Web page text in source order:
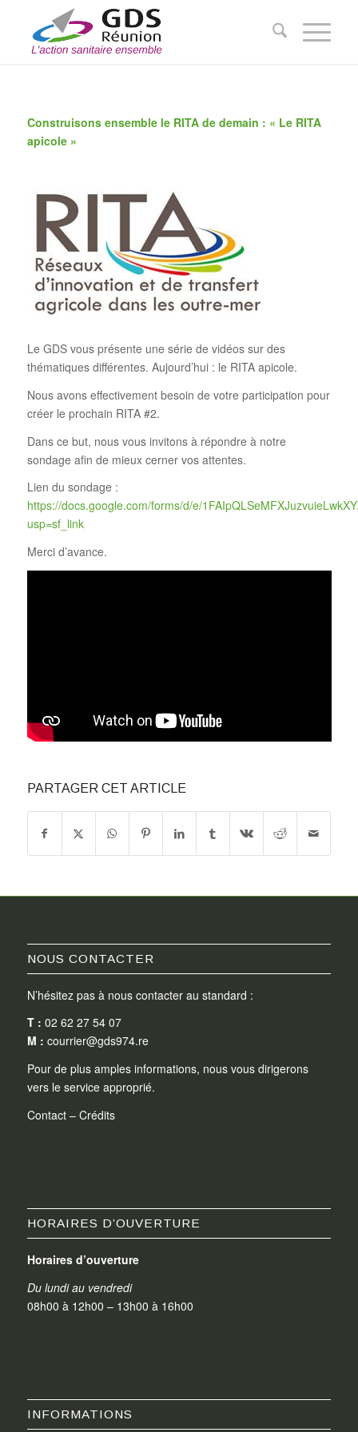
Construisons ensemble le RITA de demain : « Le RITA
apicole »
Le GDS vous présente une série de vidéos sur des
thématiques différentes. Aujourd’hui : le RITA apicole.
Nous avons effectivement besoin de votre participation pour
créer le prochain RITA #2.
Dans ce but, nous vous invitons à répondre à notre
sondage afin de mieux cerner vos attentes.
Lien du sondage :
https://docs.google.com/forms/d/e/
usp=sf_link
Merci d’avance.
PARTAGER CET ARTICLE
NOUS CONTACTER
N’hésitez pas à nous contacter au standard :
T : 02 62 27 54 07
M : courrier@gds974.re
Pour de plus amples informations, nous vous dirigerons
vers le service approprié.
Contact– Crédits
HORAIRES D’OUVERTURE
Horaires d’ouverture
Du lundi au vendredi
08h00 à 12h00 – 13h00 à 16h00
INFORMATIONS